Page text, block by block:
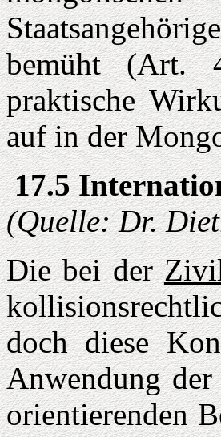
bemüht (Art.
praktische
auf in der
17.5
(Quelle: Dr.
Die bei der
doch diese
Anwendung
orientierenden